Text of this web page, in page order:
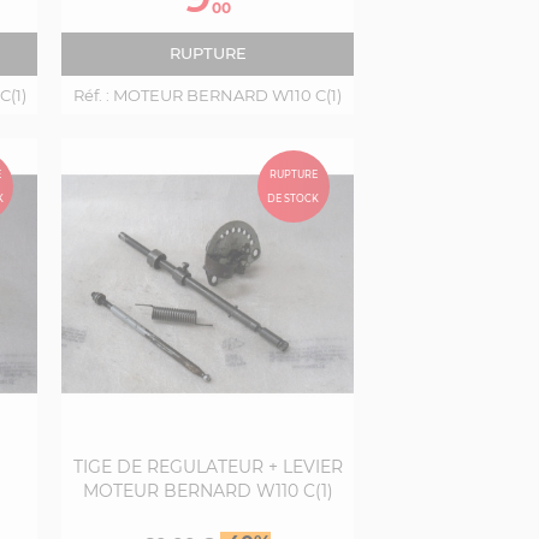
00
RUPTURE
Réf. : MOTEUR BERNARD W110 C(1)
TIGE DE REGULATEUR + LEVIER
MOTEUR BERNARD W110 C(1)
RUPTURE
DE STOCK